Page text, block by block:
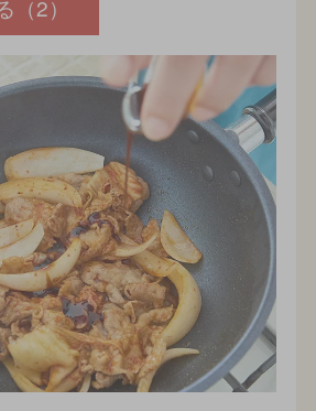
2）